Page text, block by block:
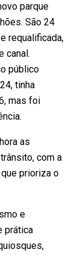
parque
São 24
requalificada,
canal.
público
tinha
mas foi
as
com a
prioriza o
e
prática